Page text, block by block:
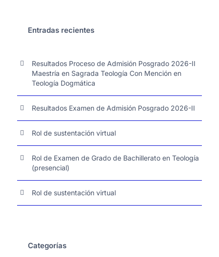
Entradas recientes
Resultados Proceso de Admisión Posgrado 2026-II
Maestría en Sagrada Teología Con Mención en
Teología Dogmática
Resultados Examen de Admisión Posgrado 2026-II
Rol de sustentación virtual
Rol de Examen de Grado de Bachillerato en Teología
(presencial)
Rol de sustentación virtual
Categorías